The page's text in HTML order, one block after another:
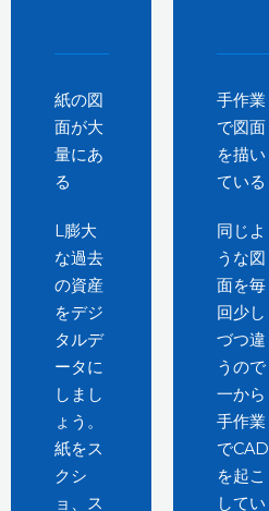
紙の図
面が大
量にあ
る
L膨大
な過去
の資産
をデジ
タルデ
ータに
しまし
ょう。
紙をス
クシ
ョ、ス
手作業
で図面
を描い
ている
同じよ
うな図
面を毎
回少し
づつ違
うので
一から
手作業
でCAD
を起こ
してい